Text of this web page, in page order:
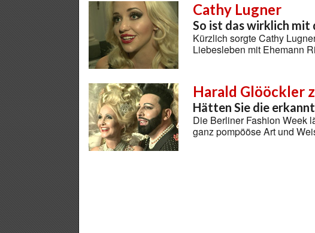
Cathy Lugner
So ist das wirklich mit
Kürzlich sorgte Cathy
Liebesleben mit Ehemann
Harald Glööckler
Hätten Sie die
Die Berliner Fashion Week
ganz pompööse Art und